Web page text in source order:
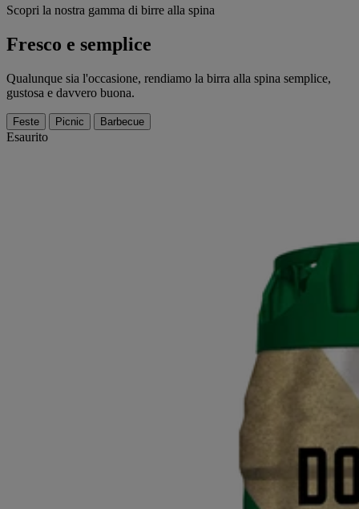
Scopri la nostra gamma di birre alla spina
Fresco e semplice
Qualunque sia l'occasione, rendiamo la birra alla spina semplice,
gustosa e davvero buona.
Feste Picnic Barbecue
Esaurito